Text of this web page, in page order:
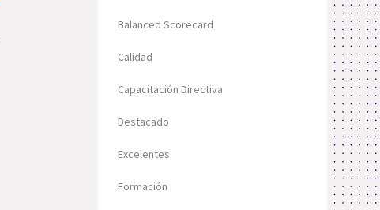
Balanced Scorecard
Calidad
Capacitación Directiva
Destacado
Excelentes
Formación